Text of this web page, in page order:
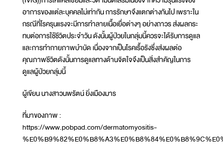
อาการของแต่ละบุคคลไม่เท่ากัน การรักษาจึงแตกต่างกันไป เพราะใน
กรณีที่โรครุนแรงจะมีการทำลายเนื้อเยื่อต่างๆ อย่างถาวร ส่งผลกระ
ทบต่อการใช้ชีวิตประจำวัน ดังนั้นผู้ป่วยในกลุ่มนี้ควรจะได้รับการดูแล
และการทำกายภาพบำบัด เนื่องจากเป็นโรคเรื้อรังซึ่งส่งผลต่อ
คุณภาพชีวิตดังนั้นการดูแลทางด้านจิตใจจึงเป็นสิ่งสำคัญในการ
ดูแลผู้ป่วยกลุ่มนี้
ผู้เขียน นางสาวนพรัตน์ ยิ่งเมืองมาร
ที่มาของภาพ :
https://www.pobpad.com/dermatomyositis-